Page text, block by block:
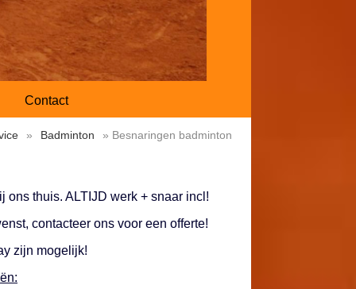
Contact
» Badminton » Besnaringen badminton
thuis. ALTIJD werk + snaar incl!
contacteer ons voor een offerte!
zijn mogelijk!